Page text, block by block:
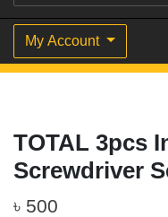
My Account
TOTAL 3pcs
Screwdriver
৳ 500